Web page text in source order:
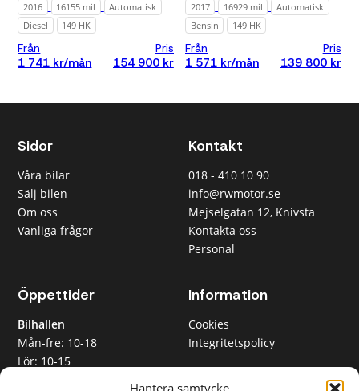
Hantera samtycke
Under 300
000 kr
000 kr
Max 3 000
kr/mån
Max 5 000
kr/mån
kr/mån
Rensa
2016 16155 mil
Automatisk
Diesel
149 HK
Från
1 741 kr/mån
Pris
154 900 kr
2017 16929 mil
Automatisk
Bensin
149 HK
Från
1 571 kr/mån
Pris
139 800 kr
Sidor
Våra bilar
Sälj bilen
Om oss
Vanliga frågor
Kontakt
018 - 410 10 90
info@rwmotor.se
Mejselgatan 12, Knivsta
Kontakta oss
Personal
Öppettider
Bilhallen
Mån-fre: 10-18
Lör: 10-15
Information
Cookies
Integritetspolicy
RW Motor AB